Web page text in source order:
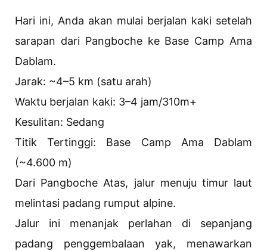
Hari ini, Anda akan mulai berjalan kaki setelah
sarapan dari Pangboche ke Base Camp Ama
Dablam.
Jarak: ~4–5 km (satu arah)
Waktu berjalan kaki: 3–4 jam/310m+
Kesulitan: Sedang
Titik Tertinggi: Base Camp Ama Dablam
(~4.600 m)
Dari Pangboche Atas, jalur menuju timur laut
melintasi padang rumput alpine.
Jalur ini menanjak perlahan di sepanjang
padang penggembalaan yak, menawarkan